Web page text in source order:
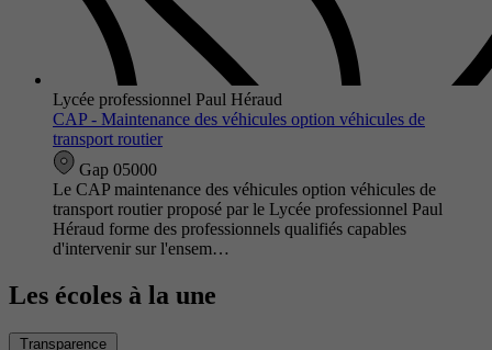
Lycée professionnel Paul Héraud
CAP - Maintenance des véhicules option véhicules de
transport routier
Gap 05000
Le CAP maintenance des véhicules option véhicules de
transport routier proposé par le Lycée professionnel Paul
Héraud forme des professionnels qualifiés capables
d'intervenir sur l'ensem…
Les écoles à la une
Transparence